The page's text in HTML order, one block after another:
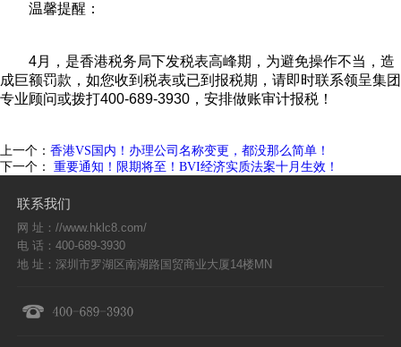
温馨提醒：
4月，是香港税务局下发税表高峰期，为避免操作不当，造
成巨额罚款，如您收到税表或已到报税期，请即时联系领呈集团
专业顾问或拨打400-689-3930，安排做账审计报税！
上一个： 香港VS国内！办理公司名称变更，都没那么简单！
下一个： 重要通知！限期将至！BVI经济实质法案十月生效！
联系我们
网 址：//www.hklc8.com/
电 话：400-689-3930
地 址：深圳市罗湖区南湖路国贸商业大厦14楼MN